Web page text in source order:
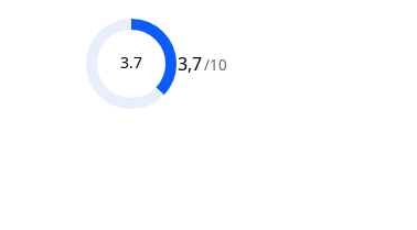
3.7 3,7/10